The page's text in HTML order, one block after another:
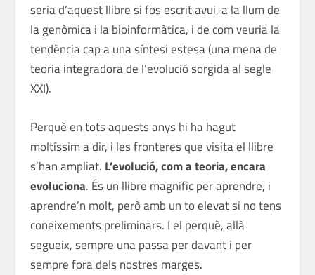
seria d’aquest llibre si fos escrit avui, a la llum de
la genòmica i la bioinformàtica, i de com veuria la
tendència cap a una síntesi estesa (una mena de
teoria integradora de l’evolució sorgida al segle
XXI).
Perquè en tots aquests anys hi ha hagut
moltíssim a dir, i les fronteres que visita el llibre
s’han ampliat. L’evolució, com a teoria, encara
evoluciona. És un llibre magnífic per aprendre, i
aprendre’n molt, però amb un to elevat si no tens
coneixements preliminars. I el perquè, allà
segueix, sempre una passa per davant i per
sempre fora dels nostres marges.